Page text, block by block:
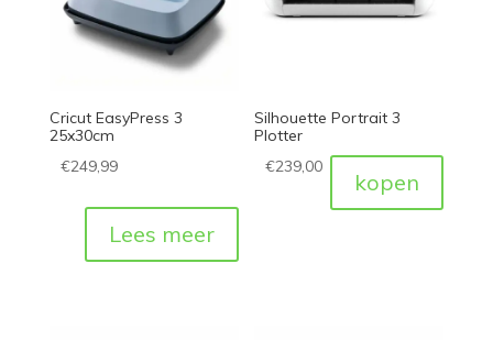
Cricut EasyPress 3
25x30cm
€249,99
Lees meer
Silhouette Portrait 3
Plotter
€239,00
kopen